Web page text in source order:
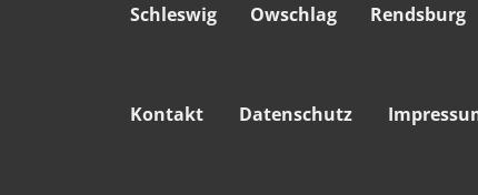
Schleswig
Owschlag Rendsburg
Kontakt Datenschutz